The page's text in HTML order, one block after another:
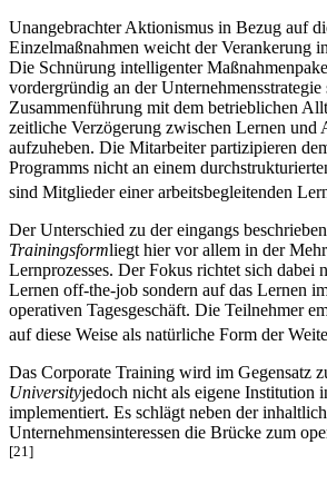
Unangebrachter Aktionismus in Bezug auf
Einzelmaßnahmen weicht der Verankerung
Die Schnürung intelligenter
vordergründig an der Unternehmensstrategie
Zusammenführung mit dem betrieblichen
zeitliche Verzögerung zwischen Lernen und
aufzuheben. Die Mitarbeiter partizipieren
Programms nicht an einem
sind Mitglieder einer arbeitsbegleitenden
Der Unterschied zu der eingangs
Trainingsformliegt hier vor allem in der
Lernprozesses. Der Fokus richtet sich dabei
Lernen off-the-job sondern auf das Lernen
operativen Tagesgeschäft. Die Teilnehmer
auf diese Weise als natürliche Form der
Das Corporate Training wird im Gegensatz
Universityjedoch nicht als eigene Institution
implementiert. Es schlägt neben der
Unternehmensinteressen die Brücke zum
[21]